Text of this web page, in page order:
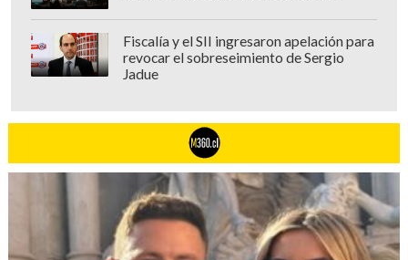
Fiscalía y el SII ingresaron apelación para
revocar el sobreseimiento de Sergio
Jadue